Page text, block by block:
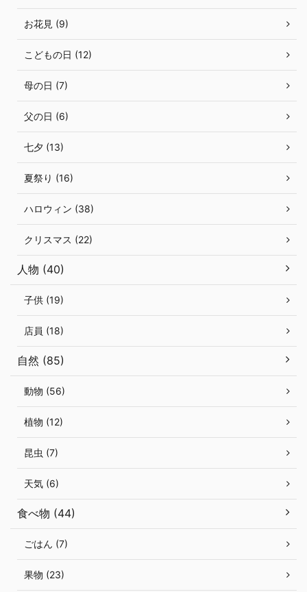
お花見 (9)
こどもの日 (12)
母の日 (7)
父の日 (6)
七夕 (13)
夏祭り (16)
ハロウィン (38)
クリスマス (22)
人物 (40)
子供 (19)
店員 (18)
自然 (85)
動物 (56)
植物 (12)
昆虫 (7)
天気 (6)
食べ物 (44)
ごはん (7)
果物 (23)